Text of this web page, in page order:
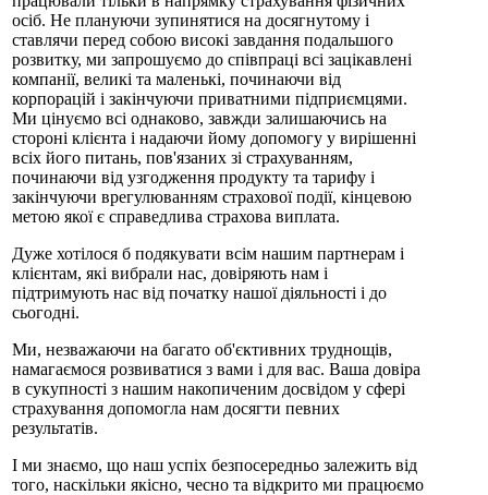
осіб. Не плануючи зупинятися на досягнутому і
ставлячи перед собою високі завдання подальшого
розвитку, ми запрошуємо до співпраці всі зацікавлені
компанії, великі та маленькі, починаючи від
корпорацій і закінчуючи приватними підприємцями.
Ми цінуємо всі однаково, завжди залишаючись на
стороні клієнта і надаючи йому допомогу у вирішенні
всіх його питань, пов'язаних зі страхуванням,
починаючи від узгодження продукту та тарифу і
закінчуючи врегулюванням страхової події, кінцевою
метою якої є справедлива страхова виплата.
Дуже хотілося б подякувати всім нашим партнерам і
клієнтам, які вибрали нас, довіряють нам і
підтримують нас від початку нашої діяльності і до
сьогодні.
Ми, незважаючи на багато об'єктивних труднощів,
намагаємося розвиватися з вами і для вас. Ваша довіра
в сукупності з нашим накопиченим досвідом у сфері
страхування допомогла нам досягти певних
результатів.
І ми знаємо, що наш успіх безпосередньо залежить від
того, наскільки якісно, ​​чесно та відкрито ми працюємо